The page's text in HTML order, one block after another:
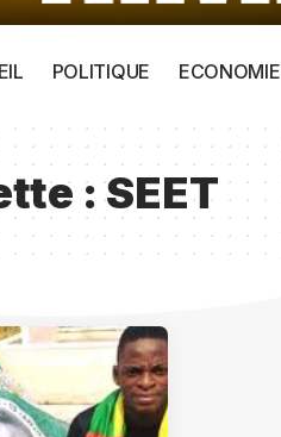
POLITIQUE ECONOMIE
:SEET